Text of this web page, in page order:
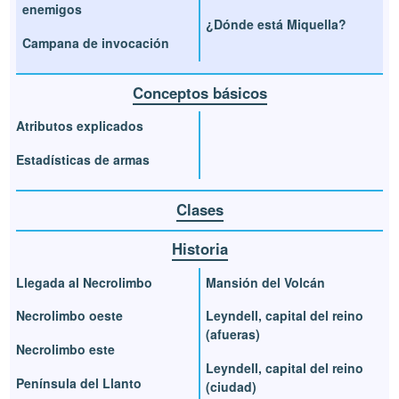
enemigos
Campana de invocación
¿Dónde está Miquella?
Conceptos básicos
Atributos explicados
Estadísticas de armas
Clases
Historia
Llegada al Necrolimbo
Necrolimbo oeste
Necrolimbo este
Península del Llanto
Mansión del Volcán
Leyndell, capital del reino
(afueras)
Leyndell, capital del reino
(ciudad)